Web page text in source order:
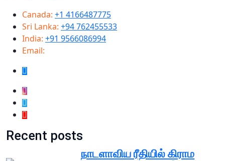
Canada: +1 4166487775
Sri Lanka: +94 762455533
India: +91 9566086994
Email:
Recent posts
நாடளாவிய ரீதியில் கிராம